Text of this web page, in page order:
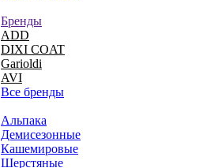
Бренды
ADD
DIXI COAT
Garioldi
AVI
Все бренды
Альпака
Демисезонные
Кашемировые
Шерстяные